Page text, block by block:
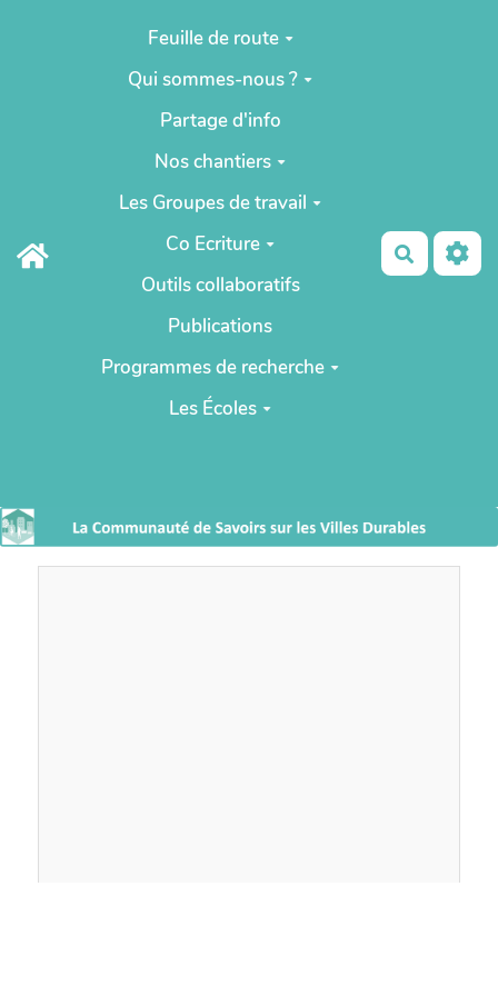
Aller au contenu principal
Feuille de route
Qui sommes-nous ?
Partage d'info
Nos chantiers
Les Groupes de travail
Co Ecriture
Outils collaboratifs
Publications
Programmes de recherche
Les Écoles